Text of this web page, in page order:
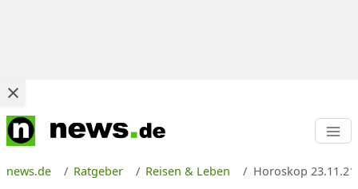
news.de Ratgeber Reisen & Leben Horoskop